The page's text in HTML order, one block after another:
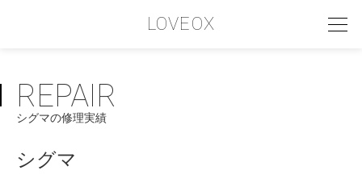
LOVEOX
PHILOSOPHY
フィロソフィー
COMPANY PROFILE
REPAIR
シグマの修理実績
シグマ